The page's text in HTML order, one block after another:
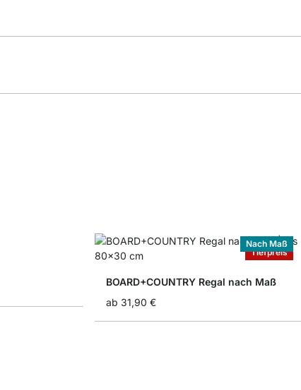
Tiefpreis
Nach Maß
BOARD+COUNTRY Regal nach Maß
ab 31,90 €